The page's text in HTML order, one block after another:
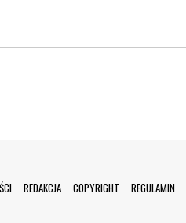
REDAKCJA COPYRIGHT REGULAMIN